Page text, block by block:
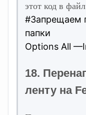
этот код в
#Запрещаем
папки
Options All
18.
ленту на